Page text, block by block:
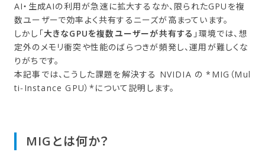
AI・生成AIの利用が急速に拡大するなか、限られたGPUを複
数ユーザーで効率よく共有するニーズが高まっています。
しかし「大きなGPUを複数ユーザーが共有する 」環境では、想
定外のメモリ衝突や性能のばらつきが頻発し、運用が難しくな
りがちです。
本記事では、こうした課題を解決する NVIDIA の *MIG（Mul
ti‑Instance GPU）*について説明します。
MIGとは​何か？